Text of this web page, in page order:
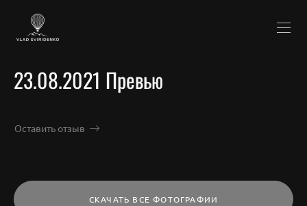
23.08.2021 Превью
Оставить отзыв
СКАЧАТЬ ВСЕ ФОТОГРАФИИ